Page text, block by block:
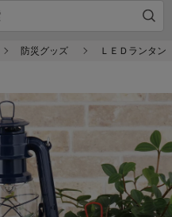
防災グッズ ＬＥＤランタン